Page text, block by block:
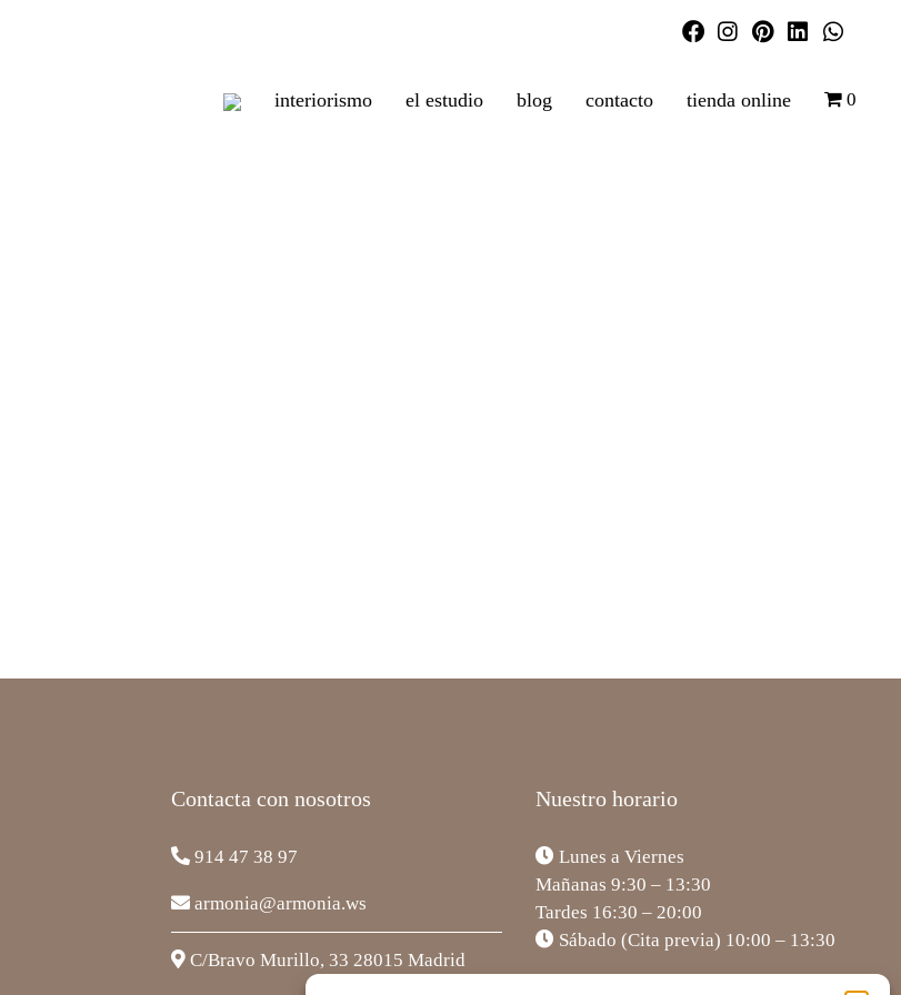
interiorismo el estudio blog contacto tienda online 0
Contacta con nosotros
914 47 38 97
armonia@armonia.ws
C/Bravo Murillo, 33 28015 Madrid
Nuestro horario
Lunes a Viernes
Mañanas 9:30 – 13:30
Tardes 16:30 – 20:00
Sábado (Cita previa) 10:00 – 13:30